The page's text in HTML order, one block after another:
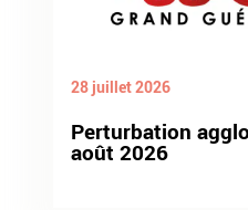
28 juillet 2026
Perturbation
août 2026